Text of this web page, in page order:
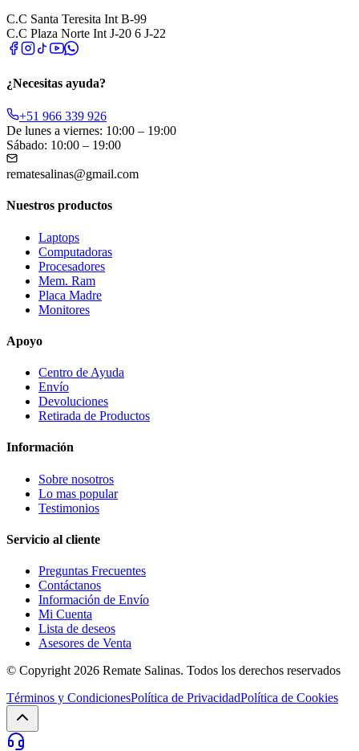
C.C Santa Teresita Int B-99
C.C Plaza Norte Int J-20 6 J-22
¿Necesitas ayuda?
+51 966 339 926
De lunes a viernes: 10:00 – 19:00
Sábado: 10:00 – 19:00
rematesalinas@gmail.com
Nuestros productos
Laptops
Computadoras
Procesadores
Mem. Ram
Placa Madre
Monitores
Apoyo
Centro de Ayuda
Envío
Devoluciones
Retirada de Productos
Información
Sobre nosotros
Lo mas popular
Testimonios
Servicio al cliente
Preguntas Frecuentes
Contáctanos
Información de Envío
Mi Cuenta
Lista de deseos
Asesores de Venta
© Copyright 2026 Remate Salinas. Todos los derechos reservados
Términos y CondicionesPolítica de PrivacidadPolítica de Cookies